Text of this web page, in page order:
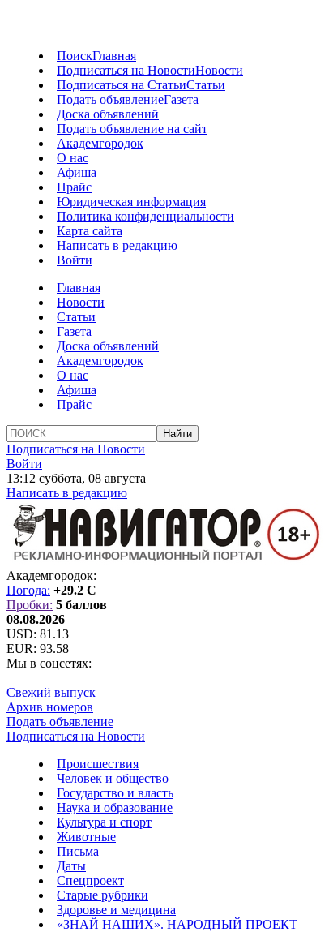
ПоискГлавная
Подписаться на НовостиНовости
Подписаться на СтатьиСтатьи
Подать объявлениеГазета
Доска объявлений
Подать объявление на сайт
Академгородок
О нас
Афиша
Прайс
Юридическая информация
Политика конфиденциальности
Карта сайта
Написать в редакцию
Войти
Главная
Новости
Статьи
Газета
Доска объявлений
Академгородок
О нас
Афиша
Прайс
Подписаться на Новости
Войти
13:12 суббота, 08 августа
Написать в редакцию
Академгородок:
Погода: +29.2 C
Пробки: 5 баллов
08.08.2026
USD: 81.13
EUR: 93.58
Мы в соцсетях:
Свежий выпуск
Архив номеров
Подать объявление
Подписаться на Новости
Происшествия
Человек и общество
Государство и власть
Наука и образование
Культура и спорт
Животные
Письма
Даты
Спецпроект
Старые рубрики
Здоровье и медицина
«ЗНАЙ НАШИХ». НАРОДНЫЙ ПРОЕКТ